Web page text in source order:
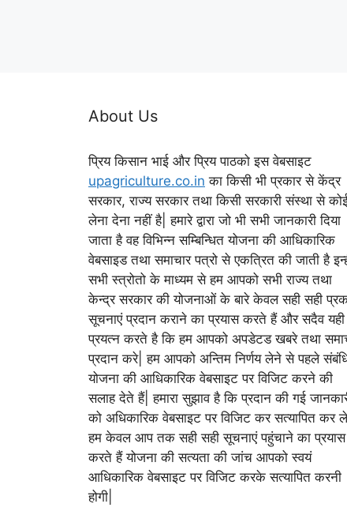
About Us
प्रिय किसान भाई और प्रिय पाठको इस वेबसाइट
upagriculture.co.in का किसी भी प्रकार से केंद्र
सरकार, राज्य सरकार तथा किसी सरकारी संस्था से
लेना देना नहीं है| हमारे द्वारा जो भी सभी जानकारी दिया
जाता है वह विभिन्न सम्बिन्धित योजना की आधिकारिक
वेबसाइड तथा समाचार पत्रो से एकत्रित की जाती है
सभी स्त्रोतो के माध्यम से हम आपको सभी राज्य तथा
केन्द्र सरकार की योजनाओं के बारे केवल सही सही
सूचनाएं प्रदान कराने का प्रयास करते हैं और सदैव यही
प्रयत्न करते है कि हम आपको अपडेटड खबरे तथा
प्रदान करे| हम आपको अन्तिम निर्णय लेने से पहले
योजना की आधिकारिक वेबसाइट पर विजिट करने की
सलाह देते हैं| हमारा सुझाव है कि प्रदान की गई
को अधिकारिक वेबसाइट पर विजिट कर सत्यापित कर ले
हम केवल आप तक सही सही सूचनाएं पहुंचाने का प्रयास
करते हैं योजना की सत्यता की जांच आपको स्वयं
आधिकारिक वेबसाइट पर विजिट करके सत्यापित करनी
होगी|